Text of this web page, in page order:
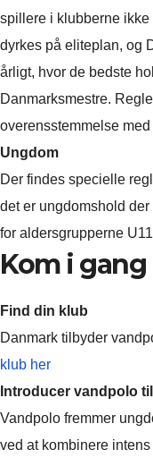
spillere i klubberne
dyrkes på eliteplan, og
årligt, hvor de bedste
Danmarksmestre.
overensstemmelse
Ungdom
Der findes specielle
det er ungdomshold
for aldersgrupperne
Kom i
Find din klub
Danmark tilbyder
klub her
Introducer vandpolo
Vandpolo fremmer
ved at kombinere